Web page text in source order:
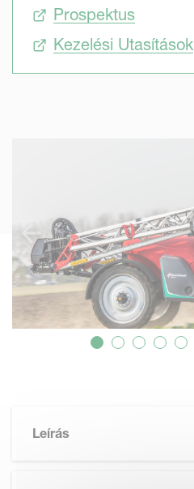
Prospektus
Kezelési Utasítások
Leírás